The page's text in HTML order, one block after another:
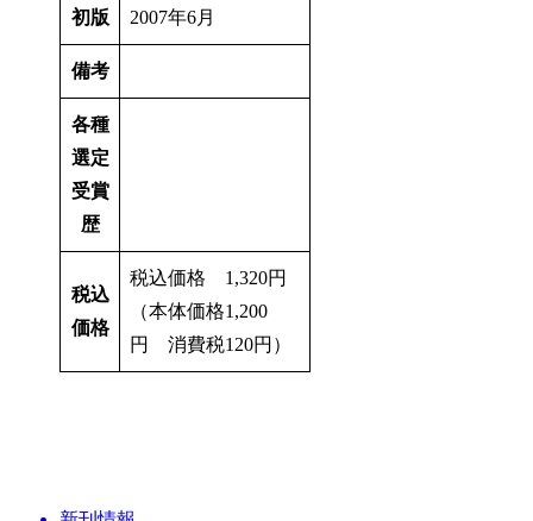
初版 2007年6月
備考
各種
選定
受賞
歴
税込
価格
税込価格 1,320円
（本体価格1,200
円 消費税120円）